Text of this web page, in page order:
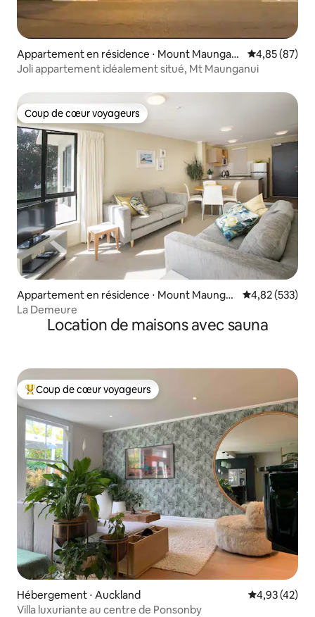
Appartement en résidence ⋅ Mount Maungan
ui
Évaluation
4,85 (87)
Joli appartement idéalement situé, Mt Maunganui
Coup de cœur voyageurs
Coup de cœur voyageurs
Appartement en résidence ⋅ Mount Maunga
nui
Évaluation
4,82 (533)
La Demeure
Location de maisons avec sauna
Coups de cœur voyageurs les plus appréciés
Coup de cœur voyageurs
Hébergement ⋅ Auckland Évaluation
4,93 (42)
Villa luxuriante au centre de Ponsonby